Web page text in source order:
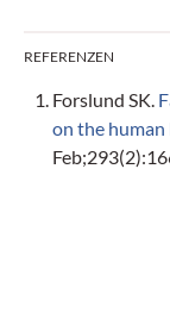
REFERENZEN
Forslund SK.
on the